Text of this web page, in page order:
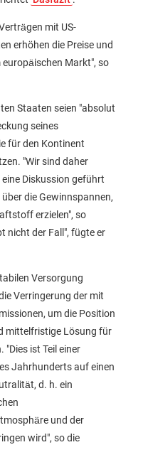
mit US-
erhöhen die Preise und
Markt", so
Staaten seien "absolut
seines
für den Kontinent
"Wir sind daher
Diskussion geführt
die Gewinnspannen,
erzielen", so
nicht der Fall", fügte er
Versorgung
Verringerung der mit
um die Position
mittelfristige Lösung für
"Dies ist Teil einer
Jahrhunderts auf einen
d. h. ein
und der
wird", so die